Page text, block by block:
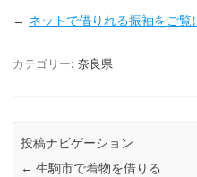
→ ネットで借りれる振袖をご覧
カテゴリー: 奈良県
投稿ナビゲーション
← 生駒市で着物を借りる